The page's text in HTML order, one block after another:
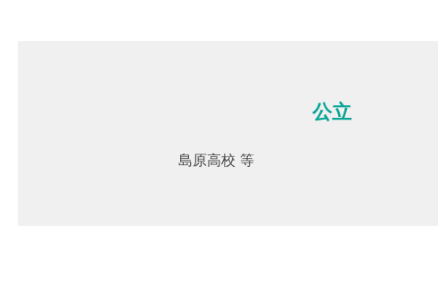
公立
島原高校 等